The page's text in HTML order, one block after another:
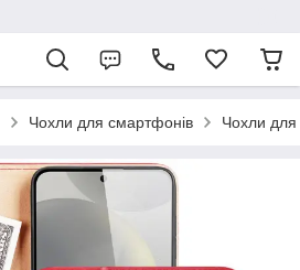
Чохли для смартфонів Чохли